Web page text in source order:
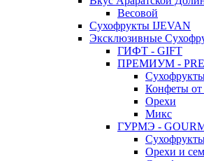
Весовой
Сухофрукты IJEVAN
Эксклюзивные
ГИФТ - GIFT
ПРЕМИУМ -
Конфеты
Орехи
Микс
ГУРМЭ -
Орехи и